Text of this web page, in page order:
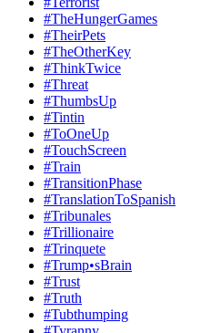
#TheHungerGames
#TheirPets
#TheOtherKey
#ThinkTwice
#Threat
#ThumbsUp
#Tintin
#ToOneUp
#TouchScreen
#Train
#TransitionPhase
#TranslationToSpanish
#Tribunales
#Trillionaire
#Trinquete
#Trump•sBrain
#Trust
#Truth
#Tubthumping